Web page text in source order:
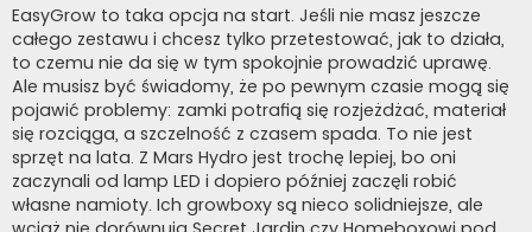
s
t
EasyGrow to taka opcja na start. Jeśli nie masz jeszcze
całego zestawu i chcesz tylko przetestować, jak to działa,
to czemu nie da się w tym spokojnie prowadzić uprawę.
Ale musisz być świadomy, że po pewnym czasie mogą się
pojawić problemy: zamki potrafią się rozjeżdżać, materiał
się rozciąga, a szczelność z czasem spada. To nie jest
sprzęt na lata. Z Mars Hydro jest trochę lepiej, bo oni
zaczynali od lamp LED i dopiero później zaczęli robić
własne namioty. Ich growboxy są nieco solidniejsze, ale